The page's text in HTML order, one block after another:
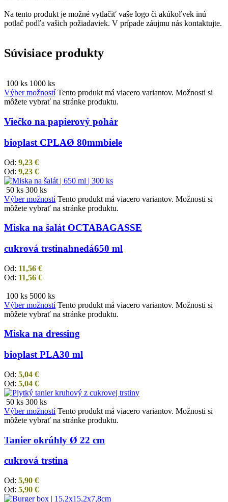
Na tento produkt je možné vytlačiť vaše logo či akúkoľvek inú
potlač podľa vašich požiadaviek. V prípade záujmu nás kontaktujte.
Súvisiace produkty
100 ks 1000 ks
Výber možností Tento produkt má viacero variantov. Možnosti si
môžete vybrať na stránke produktu.
Viečko na papierový pohár
bioplast CPLAØ 80mmbiele
Od: 9,23 €
Od: 9,23 €
50 ks 300 ks
Výber možností Tento produkt má viacero variantov. Možnosti si
môžete vybrať na stránke produktu.
Miska na šalát OCTABAGASSE
cukrová trstinahnedá650 ml
Od: 11,56 €
Od: 11,56 €
100 ks 5000 ks
Výber možností Tento produkt má viacero variantov. Možnosti si
môžete vybrať na stránke produktu.
Miska na dressing
bioplast PLA30 ml
Od: 5,04 €
Od: 5,04 €
50 ks 300 ks
Výber možností Tento produkt má viacero variantov. Možnosti si
môžete vybrať na stránke produktu.
Tanier okrúhly Ø 22 cm
cukrová trstina
Od: 5,90 €
Od: 5,90 €